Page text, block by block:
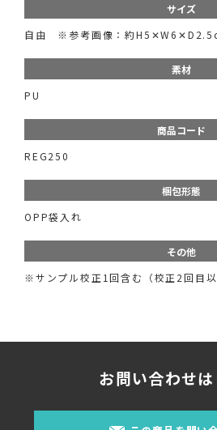
サイズ
自由 ※参考画像：約H5✕W6✕D2.5
素材
PU
商品コード
REG250
梱包形態
OPP袋入れ
その他
※サンプル校正1回含む（校正2回目以
お問い合わせ